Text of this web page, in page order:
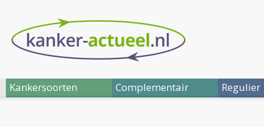
Kankersoorten Complementair Regulier